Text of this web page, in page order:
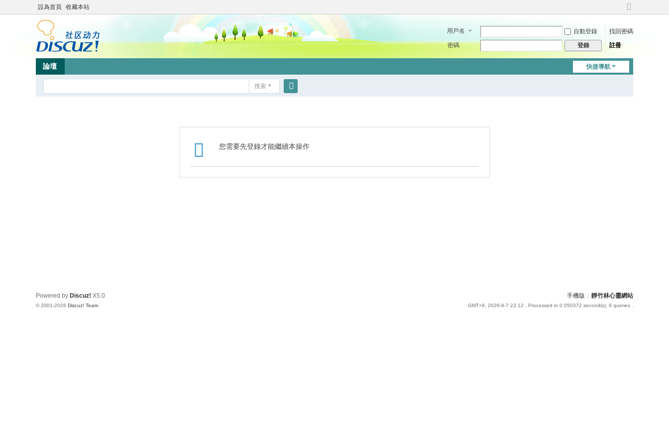
設為首頁 收藏本站
切
到
用戶名 自動登錄
找回密碼
密碼
登錄 註冊
快捷導航
論壇
搜索
您需要先登錄才能繼續本操作
手機版 靜竹林心靈網站
GMT+8, 2026-8-7 22:12 , Processed in 0.050372 second(s), 9 queries .
Powered by Discuz! X5.0
© 2001-2026 Discuz! Team